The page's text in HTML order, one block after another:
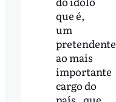
que é,
um
pretendente
ao mais
importante
cargo do